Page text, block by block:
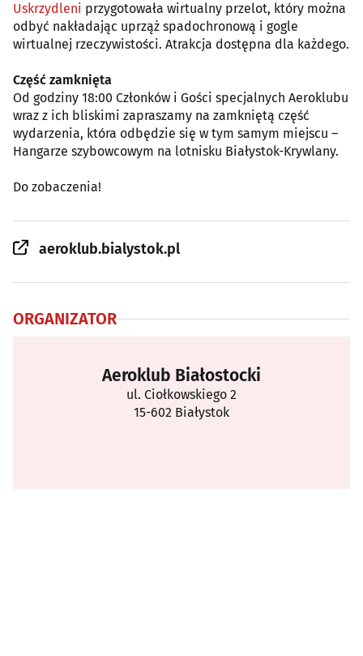
Uskrzydleni przygotowała wirtualny przelot, który można
odbyć nakładając uprząż spadochronową i gogle
wirtualnej rzeczywistości. Atrakcja dostępna dla każdego.
Część zamknięta
Od godziny 18:00 Członków i Gości specjalnych Aeroklubu
wraz z ich bliskimi zapraszamy na zamkniętą część
wydarzenia, która odbędzie się w tym samym miejscu –
Hangarze szybowcowym na lotnisku Białystok-Krywlany.
Do zobaczenia!
aeroklub.bialystok.pl
ORGANIZATOR
Aeroklub Białostocki
ul. Ciołkowskiego 2
15-602 Białystok